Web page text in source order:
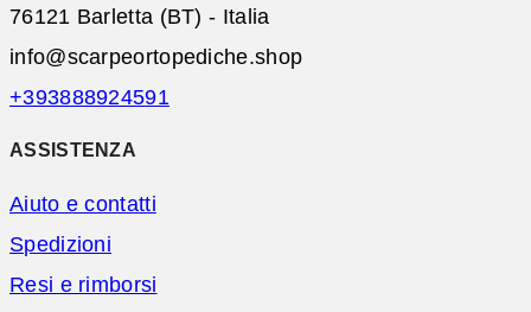
76121 Barletta (BT) - Italia
info@scarpeortopediche.shop
+393888924591
ASSISTENZA
Aiuto e contatti
Spedizioni
Resi e rimborsi